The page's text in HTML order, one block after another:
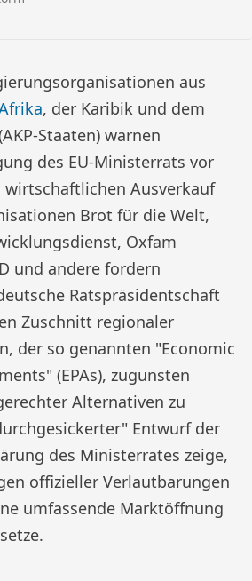
aus
, der Karibik und dem
Staaten) warnen
des EU-Ministerrats vor
Ausverkauf
Brot für die Welt,
Oxfam
und andere fordern
Ratspräsidentschaft
Zuschnitt regionaler
der so genannten "Economic
(EPAs), zugunsten
Alternativen zu
Entwurf der
des Ministerrates zeige,
offizieller Verlautbarungen
umfassende Marktöffnung